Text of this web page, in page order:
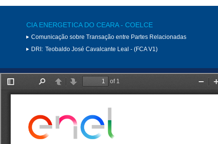
CIA ENERGETICA DO CEARA - COELCE
Comunicação sobre Transação entre Partes Relacionadas
DRI: Teobaldo José Cavalcante Leal - (FCA V1)